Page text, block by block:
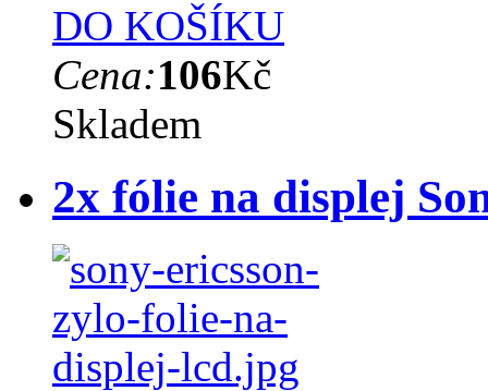
DO KOŠÍKU
Cena:106Kč
Skladem
2x fólie na displej